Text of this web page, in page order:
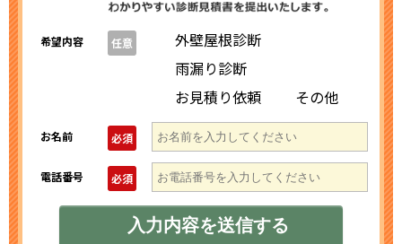
希望内容 任意
外壁屋根診断
雨漏り診断
お見積り依頼
その他
お名前 必須
電話番号 必須